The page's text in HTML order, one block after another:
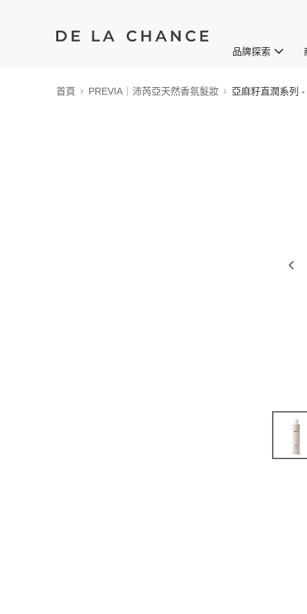
品牌探索
首頁 PREVIA｜沛芮亞天然香氛髮妝 亞麻籽直潤系列